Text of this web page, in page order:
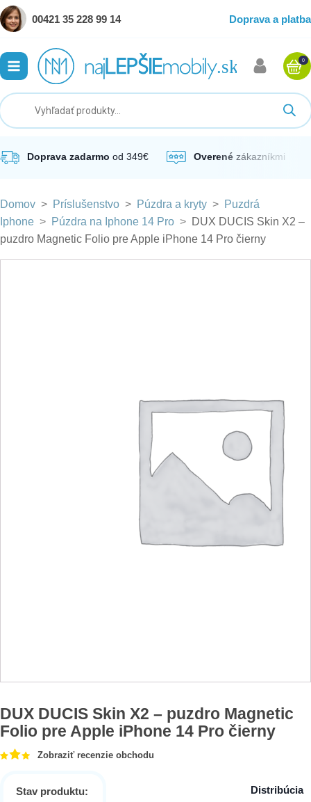
00421 35 228 99 14 Doprava a platba
0
Doprava zadarmo od 349€ Overené zákazníkmi
Domov > Príslušenstvo > Púzdra a kryty > Puzdrá
Iphone > Púzdra na Iphone 14 Pro > DUX DUCIS Skin X2 –
puzdro Magnetic Folio pre Apple iPhone 14 Pro čierny
DUX DUCIS Skin X2 – puzdro Magnetic
Folio pre Apple iPhone 14 Pro čierny
Zobraziť recenzie obchodu
Stav produktu: Distribúcia